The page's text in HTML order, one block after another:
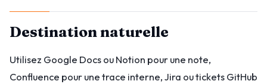
Destination naturelle
Utilisez Google Docs ou Notion pour une note,
Confluence pour une trace interne, Jira ou tickets GitHub